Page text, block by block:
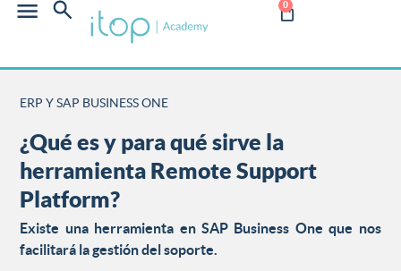
0
ERP Y SAP BUSINESS ONE
¿Qué es y para qué sirve la
herramienta Remote Support
Platform?
Existe una herramienta en SAP Business One que nos
facilitará la gestión del soporte.